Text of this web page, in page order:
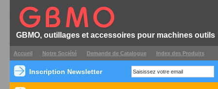
GBMO, outillages et accessoires pour machines outils
Accueil Notre Société Demande de Catalogue Index des Produits
Inscription Newsletter